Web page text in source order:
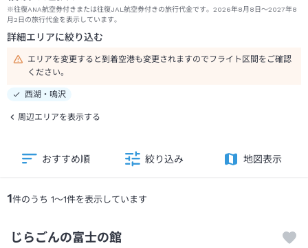
※往復ANA航空券付きまたは往復JAL航空券付きの旅行代金です。2026年8月8日～2027年8
月2日の旅行代金を表示しています。
詳細エリアに絞り込む
エリアを変更すると到着空港も変更されますのでフライト区間をご確認
ください。
西湖・鳴沢
周辺エリアを表示する
1件のうち 1～1件を表示しています
おすすめ順 絞り込み 地図表示
じらごんの富士の館